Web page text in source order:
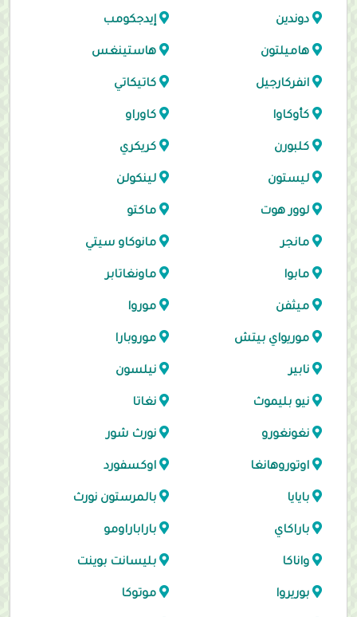
دوندين إيدجكومب
هاميلتون هاستينغس
انفركارجيل كاتيكاتي
كأوكاوا كاوراو
كلبورن كريكري
ليستون لينكولن
لوور هوت ماكتو
مانجر مانوكاو سيتي
مابوا ماونغاتابر
ميثفن موروا
موريواي بيتش موروبارا
نابير نيلسون
نيو بليموث نغاتا
نغونغورو نورث شور
اوتوروهانغا اوكسفورد
بايايا بالمرستون نورث
باراكاي باراباراومو
واناكا بليسانت بوينت
بوريروا موتوكا